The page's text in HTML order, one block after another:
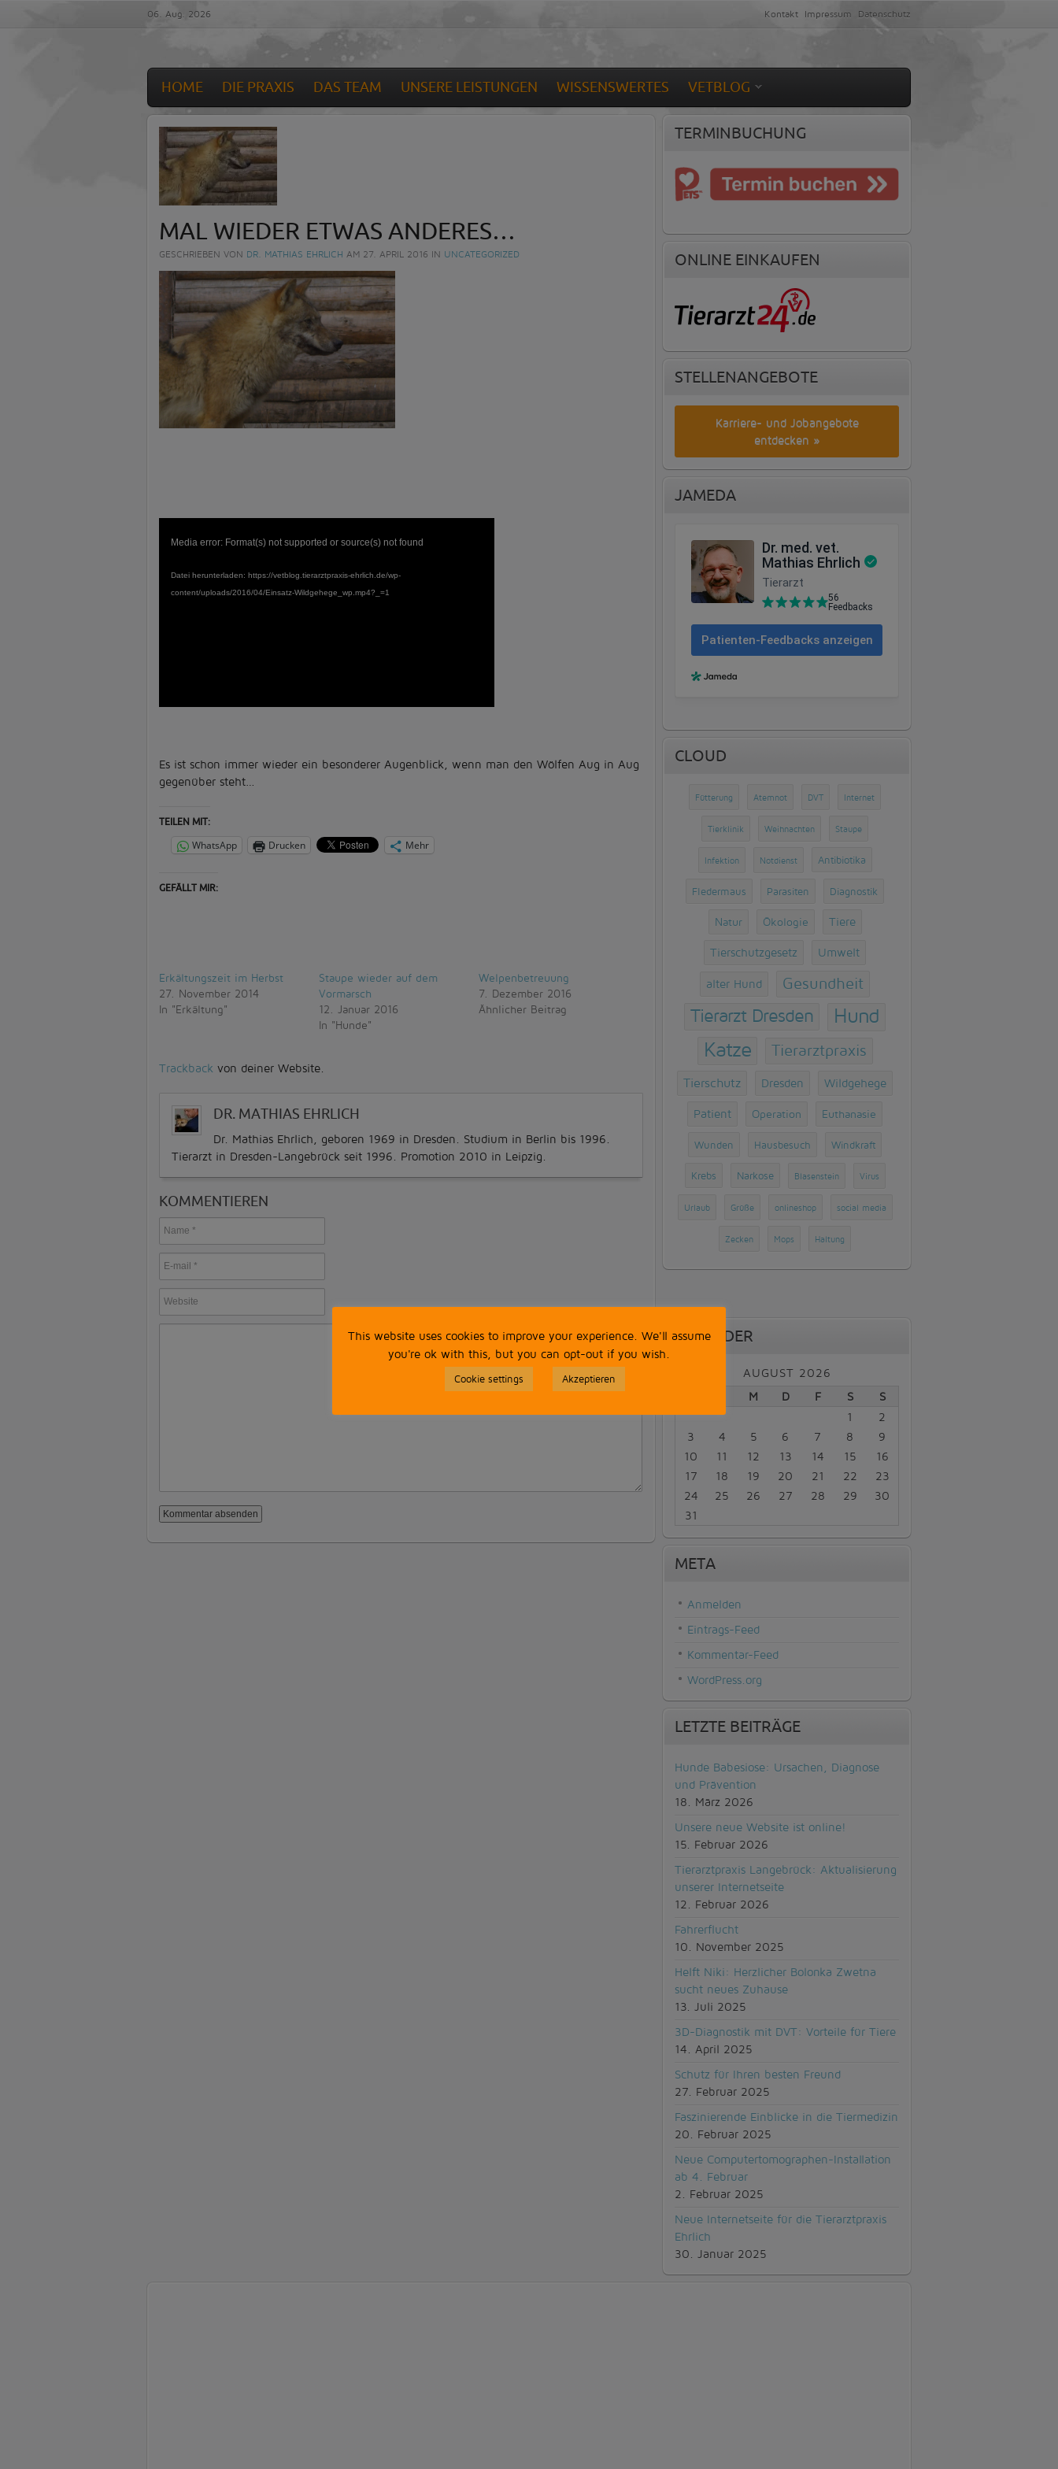
06. Aug. 2026 Kontakt Impressum Datenschutz
HOME DIE PRAXIS DAS TEAM UNSERE LEISTUNGEN WISSENSWERTES VETBLOG
MAL WIEDER ETWAS ANDERES…
GESCHRIEBEN VON DR. MATHIAS EHRLICH AM 27. APRIL 2016 IN UNCATEGORIZED
Player
Media error: Format(s) not supported or source(s) not found
Datei herunterladen: https://vetblog.tierarztpraxis-ehrlich.de/wp-
content/uploads/2016/04/Einsatz-Wildgehege_wp.mp4?_=1
Es ist schon immer wieder ein besonderer Augenblick, wenn man den Wölfen Aug in Aug
gegenüber steht…
TEILEN MIT:
WhatsApp Drucken Mehr
GEFÄLLT MIR:
Erkältungszeit im Herbst
27. November 2014
In "Erkältung"
Staupe wieder auf dem
Vormarsch
12. Januar 2016
In "Hunde"
Welpenbetreuung
7. Dezember 2016
Ähnlicher Beitrag
Trackback von deiner Website.
DR. MATHIAS EHRLICH
Dr. Mathias Ehrlich, geboren 1969 in Dresden. Studium in Berlin bis 1996.
Tierarzt in Dresden-Langebrück seit 1996. Promotion 2010 in Leipzig.
KOMMENTIEREN
TERMINBUCHUNG
ONLINE EINKAUFEN
STELLENANGEBOTE
Karriere- und Jobangebote
entdecken »
JAMEDA
CLOUD
Fütterung Atemnot DVT Internet
Tierklinik Weihnachten Staupe
Infektion Notdienst Antibiotika
Fledermaus Parasiten Diagnostik
Natur Ökologie Tiere
Tierschutzgesetz Umwelt
alter Hund Gesundheit
Tierarzt Dresden
Hund
Katze
Tierarztpraxis
Tierschutz Dresden Wildgehege
Patient Operation Euthanasie
Wunden Hausbesuch Windkraft
Krebs Narkose Blasenstein Virus
Urlaub Grüße onlineshop social media
Zecken Mops Haltung
KALENDER
AUGUST 2026
M D F S
S
1
2
3
4 5 6 7 8
9
10
11 12 13 14 15
16
17
18 19 20 21 22
23
24
25 26 27 28 29
30
31
META
Anmelden
Eintrags-Feed
Kommentar-Feed
WordPress.org
LETZTE BEITRÄGE
Hunde Babesiose: Ursachen, Diagnose
und Prävention
18. März 2026
Unsere neue Website ist online!
15. Februar 2026
Tierarztpraxis Langebrück: Aktualisierung
unserer Internetseite
12. Februar 2026
Fahrerflucht
10. November 2025
Helft Niki: Herzlicher Bolonka Zwetna
sucht neues Zuhause
13. Juli 2025
3D-Diagnostik mit DVT: Vorteile für Tiere
14. April 2025
Schutz für Ihren besten Freund
27. Februar 2025
Faszinierende Einblicke in die Tiermedizin
20. Februar 2025
Neue Computertomographen-Installation
ab 4. Februar
2. Februar 2025
Neue Internetseite für die Tierarztpraxis
Ehrlich
30. Januar 2025
This website uses cookies to improve your experience. We'll assume
you're ok with this, but you can opt-out if you wish.
Cookie settings Akzeptieren